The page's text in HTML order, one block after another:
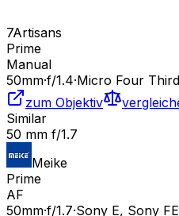
7Artisans
Prime
Manual
50mm·f/1.4·Micro Four
zum Objektiv
Similar
50 mm f/1.7
Meike
Prime
AF
50mm·f/1.7·Sony E, Sony